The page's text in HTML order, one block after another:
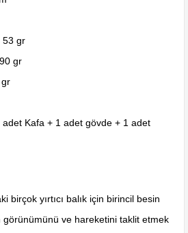
53 gr
gr
gr
adet Kafa + 1 adet gövde + 1 adet
birçok yırtıcı balık için birincil besin
görünümünü ve hareketini taklit etmek